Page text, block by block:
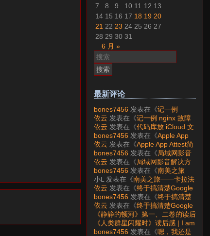
7
8 9 10 11 12 13
14 15 16 17 18 19 20
21 22 23 24 25 26 27
28 29 30 31
6 月 »
搜
索：
最新评论
bones7456 发表在《记一例
nginx 故障分析》
依云 发表在《记一例 nginx 故障
分析 》
依云 发表在《代码库放 iCloud 文
件夹会怎样？》
bones7456 发表在《Apple App
Attest简介》
依云 发表在《Apple App Attest简
介》
bones7456 发表在《局域网影音
解决方案——Jellyfin》
依云 发表在《局域网影音解决方
案——Jellyfin》
bones7456 发表在《南美之旅
——卡拉法特看莫雷诺大冰川》
小L 发表在《南美之旅——卡拉法
特看莫雷诺大冰川》
依云 发表在《终于搞清楚Google
账号的所属国家的逻辑了》
bones7456 发表在《终于搞清楚
Google账号的所属国家的逻辑
了》
依云 发表在《终于搞清楚Google
账号的所属国家的逻辑了》
《静静的顿河》第一、二卷的读后
感 | I am LAZY bones?发表在
《《人类群星闪耀时》读后感》
《人类群星闪耀时》读后感 | I am
LAZY bones?发表在《
《显微镜
bones7456 发表在《嗯，我还是